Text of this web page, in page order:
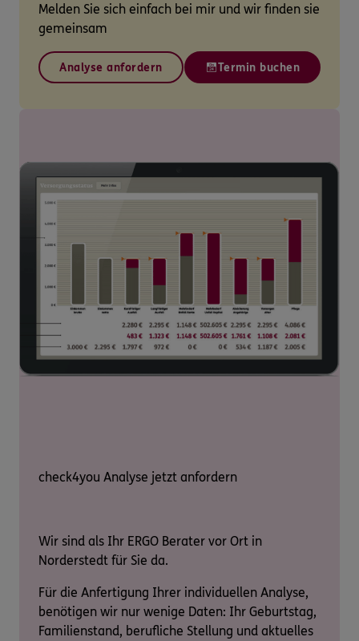
Melden Sie sich einfach bei mir und wir finden sie
gemeinsam
Analyse anfordern Termin buchen
check4you Analyse jetzt anfordern
Wir sind als Ihr ERGO Berater vor Ort in
Norderstedt für Sie da.
Für die Anfertigung Ihrer individuellen Analyse,
benötigen wir nur wenige Daten: Ihr Geburtstag,
Familienstand, berufliche Stellung und aktuelles